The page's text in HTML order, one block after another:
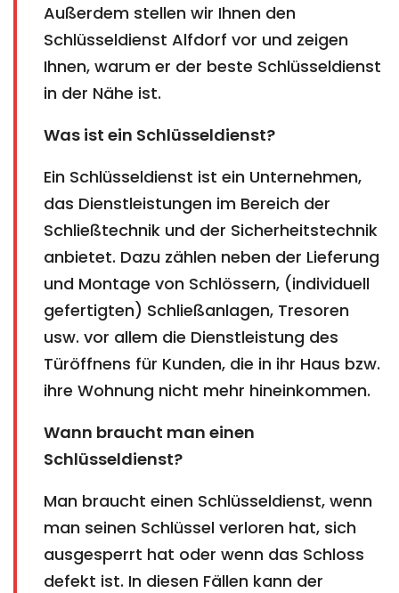
Außerdem stellen wir Ihnen den
Schlüsseldienst Alfdorf vor und zeigen
Ihnen, warum er der beste Schlüsseldienst
in der Nähe ist.
Was ist ein Schlüsseldienst?
Ein Schlüsseldienst ist ein Unternehmen,
das Dienstleistungen im Bereich der
Schließtechnik und der Sicherheitstechnik
anbietet. Dazu zählen neben der Lieferung
und Montage von Schlössern, (individuell
gefertigten) Schließanlagen, Tresoren
usw. vor allem die Dienstleistung des
Türöffnens für Kunden, die in ihr Haus bzw.
ihre Wohnung nicht mehr hineinkommen.
Wann braucht man einen
Schlüsseldienst?
Man braucht einen Schlüsseldienst, wenn
man seinen Schlüssel verloren hat, sich
ausgesperrt hat oder wenn das Schloss
defekt ist. In diesen Fällen kann der